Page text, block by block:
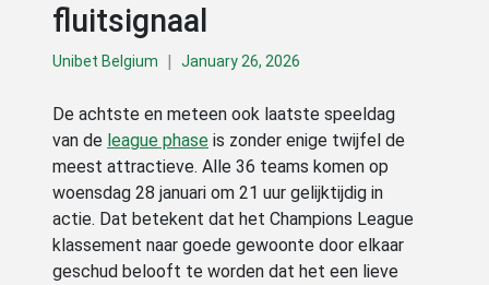
fluitsignaal
Unibet Belgium | January 26, 2026
De achtste en meteen ook laatste speeldag
van de league phase is zonder enige twijfel de
meest attractieve. Alle 36 teams komen op
woensdag 28 januari om 21 uur gelijktijdig in
actie. Dat betekent dat het Champions League
klassement naar goede gewoonte door elkaar
geschud belooft te worden dat het een lieve